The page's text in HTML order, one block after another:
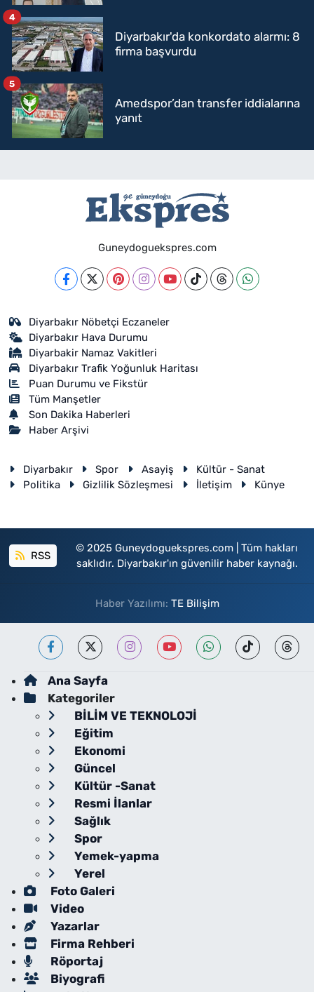
Diyarbakır'da konkordato alarmı: 8
firma başvurdu
4
Amedspor’dan transfer iddialarına
yanıt
5
Guneydoguekspres.com
Diyarbakır Nöbetçi Eczaneler
Diyarbakır Hava Durumu
Diyarbakir Namaz Vakitleri
Diyarbakır Trafik Yoğunluk Haritası
Puan Durumu ve Fikstür
Tüm Manşetler
Son Dakika Haberleri
Haber Arşivi
Diyarbakır Spor Asayiş
Kültür - Sanat
Politika
Gizlilik Sözleşmesi İletişim Künye
RSS
© 2025 Guneydoguekspres.com | Tüm hakları
saklıdır. Diyarbakır'ın güvenilir haber kaynağı.
Haber Yazılımı: TE Bilişim
Ana Sayfa
Kategoriler
BİLİM VE TEKNOLOJİ
Eğitim
Ekonomi
Güncel
Kültür -Sanat
Resmi İlanlar
Sağlık
Spor
Yemek-yapma
Yerel
Foto Galeri
Video
Yazarlar
Firma Rehberi
Röportaj
Biyografi